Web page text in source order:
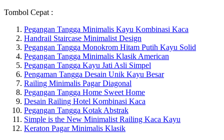
Tombol Cepat :
Pegangan Tangga Minimalis Kayu Kombinasi Kaca
Handrail Staircase Minimalist Design
Pegangan Tangga Monokrom Hitam Putih Kayu Solid
Pegangan Tangga Minimalis Klasik American
Pegangan Tangga Kayu Jati Asli Simpel
Pengaman Tangga Desain Unik Kayu Besar
Railing Minimalis Pagar Diagonal
Pegangan Tangga Home Sweet Home
Desain Railing Hotel Kombinasi Kaca
Pegangan Tangga Kotak Abstrak
Simple is the New Minimalist Railing Kaca Kayu
Keraton Pagar Minimalis Klasik